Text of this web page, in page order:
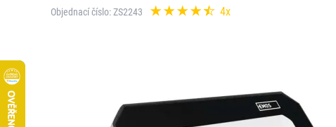
Objednací číslo: ZS2243 4x